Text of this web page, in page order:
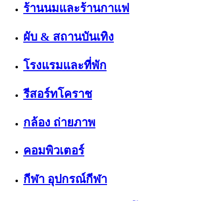
ร้านนมและร้านกาแฟ
ผับ & สถานบันเทิง
โรงแรมและที่พัก
รีสอร์ทโคราช
กล้อง ถ่ายภาพ
คอมพิวเตอร์
กีฬา อุปกรณ์กีฬา